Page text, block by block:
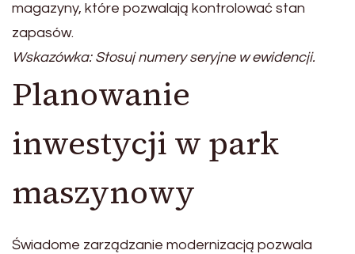
magazyny, które pozwalają kontrolować stan
zapasów.
Wskazówka: Stosuj numery seryjne w ewidencji.
Planowanie
inwestycji w park
maszynowy
Świadome zarządzanie modernizacją pozwala